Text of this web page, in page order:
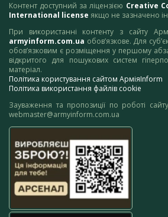
Контент доступний за ліцензією Creative
International license якщо не зазначено
При використанні контенту з сайту
armyinform.com.ua обов’язкове. Для
обов’язковим є розміщення у першому
відкритого для пошукових систем
матеріал.
Політика користування сайтом АрміяInform
Політика використання файлів cookie
Зауваження та пропозиції по роботі
webmaster@armyinform.com.ua